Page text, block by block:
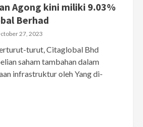
Agong kini miliki 9.03%
Berhad
27, 2023
turut, Citaglobal Bhd
saham tambahan dalam
infrastruktur oleh Yang di-